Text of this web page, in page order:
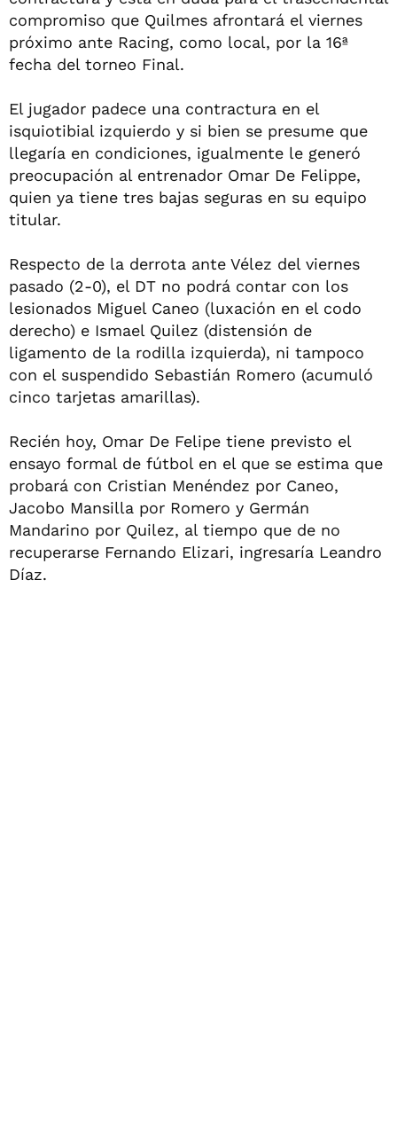
compromiso que Quilmes afrontará el viernes
próximo ante Racing, como local, por la 16ª
fecha del torneo Final.
El jugador padece una contractura en el
isquiotibial izquierdo y si bien se presume que
llegaría en condiciones, igualmente le generó
preocupación al entrenador Omar De Felippe,
quien ya tiene tres bajas seguras en su equipo
titular.
Respecto de la derrota ante Vélez del viernes
pasado (2-0), el DT no podrá contar con los
lesionados Miguel Caneo (luxación en el codo
derecho) e Ismael Quilez (distensión de
ligamento de la rodilla izquierda), ni tampoco
con el suspendido Sebastián Romero (acumuló
cinco tarjetas amarillas).
Recién hoy, Omar De Felipe tiene previsto el
ensayo formal de fútbol en el que se estima que
probará con Cristian Menéndez por Caneo,
Jacobo Mansilla por Romero y Germán
Mandarino por Quilez, al tiempo que de no
recuperarse Fernando Elizari, ingresaría Leandro
Díaz.